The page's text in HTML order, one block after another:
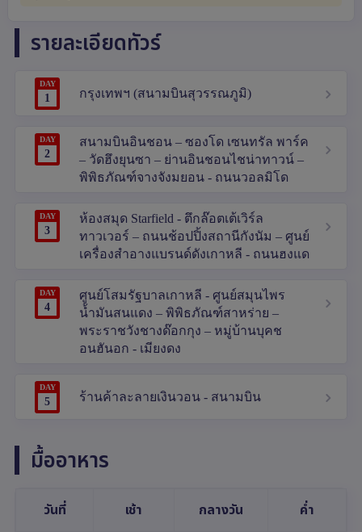
รายละเอียดทัวร์
DAY
1 กรุงเทพฯ (สนามบินสุวรรณภูมิ)
DAY
2
สนามบินอินชอน – ซองโด เซนทรัล พาร์ค
– วัดฮึงยุนซา – ย่านอินชอนไชน่าทาวน์ –
พิพิธภัณฑ์จางจังมยอน - ถนนวอลมิโด
DAY
3
ห้องสมุด Starfield - ตึกล๊อตเต้เวิร์ล
ทาวเวอร์ – ถนนช้อปปิ้งสถานีกังนัม – ศูนย์
เครื่องสำอางแบรนด์ดังเกาหลี - ถนนฮงแด
DAY
4
ศูนย์โสมรัฐบาลเกาหลี - ศูนย์สมุนไพร
น้ำมันสนแดง – พิพิธภัณฑ์สาหร่าย –
พระราชวังชางด๊อกกุง – หมู่บ้านบุคช
อนฮันอก - เมียงดง
DAY
5 ร้านค้าละลายเงินวอน - สนามบิน
มื้ออาหาร
วันที่ เช้า กลางวัน ค่ำ